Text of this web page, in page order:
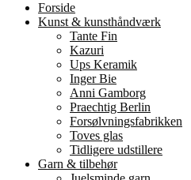
Forside
Kunst & kunsthåndværk
Tante Fin
Kazuri
Ups Keramik
Inger Bie
Anni Gamborg
Praechtig Berlin
Forsølvningsfabrikken
Toves glas
Tidligere udstillere
Garn & tilbehør